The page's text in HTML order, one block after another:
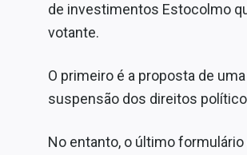
de investimentos Estocolmo
votante.
O primeiro é a proposta de
suspensão dos direitos
No entanto, o último